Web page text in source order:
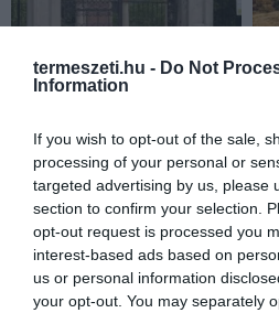
termeszeti.hu - Do Not
Information
If you wish to opt-out of the sale,
processing of your personal or
targeted advertising by us, please
section to confirm your selection.
opt-out request is processed you
interest-based ads based on
us or personal information
your opt-out. You may separately
SZŐLŐ ÉS KOMLÓ
TALÁLKOZÁSA
2026-08-04